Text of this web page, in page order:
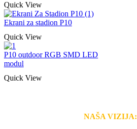
Quick View
Ekrani za stadion P10
Quick View
P10 outdoor RGB SMD LED
modul
Quick View
NAŠA VIZIJA: